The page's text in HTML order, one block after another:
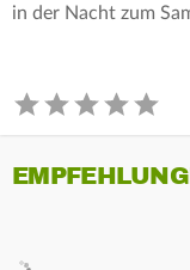
in der Nacht zum